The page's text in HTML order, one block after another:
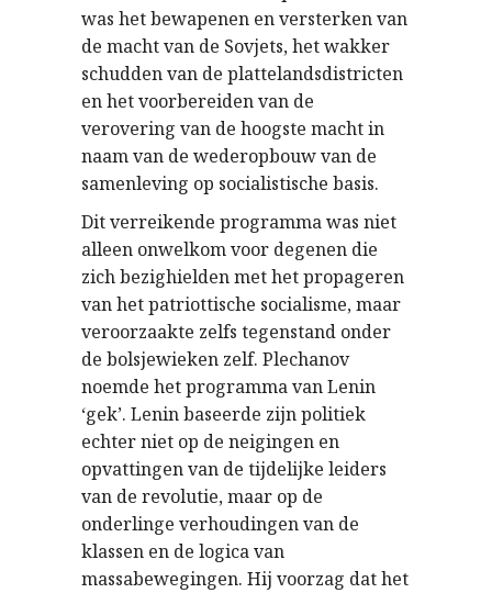
was het bewapenen en versterken van
de macht van de Sovjets, het wakker
schudden van de plattelandsdistricten
en het voorbereiden van de
verovering van de hoogste macht in
naam van de wederopbouw van de
samenleving op socialistische basis.
Dit verreikende programma was niet
alleen onwelkom voor degenen die
zich bezighielden met het propageren
van het patriottische socialisme, maar
veroorzaakte zelfs tegenstand onder
de bolsjewieken zelf. Plechanov
noemde het programma van Lenin
‘gek’. Lenin baseerde zijn politiek
echter niet op de neigingen en
opvattingen van de tijdelijke leiders
van de revolutie, maar op de
onderlinge verhoudingen van de
klassen en de logica van
massabewegingen. Hij voorzag dat het